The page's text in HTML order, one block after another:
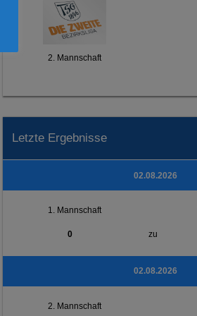
2. Mannschaft
Letzte Ergebnisse
02.08.2026
1. Mannschaft
0 zu
02.08.2026
2. Mannschaft